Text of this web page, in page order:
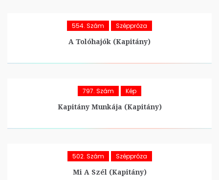
554. Szám Széppróza
A Tolóhajók (Kapitány)
797. Szám Kép
Kapitány Munkája (Kapitány)
502. Szám Széppróza
Mi A Szél (Kapitány)